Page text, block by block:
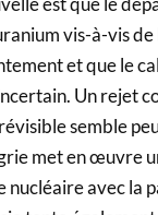
vis-à-vis de
et que le
Un rejet
semble
met en œuvre
nucléaire avec la